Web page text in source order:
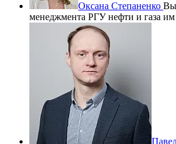
Оксана Степаненко
менеджмента РГУ нефти и газа